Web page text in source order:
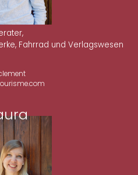
Fahrrad und Verlagswesen